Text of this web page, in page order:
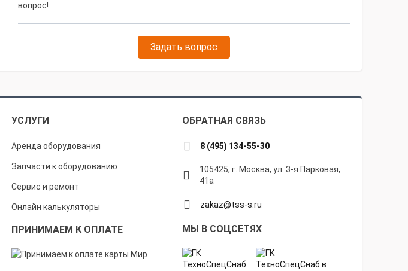
вопрос!
Задать вопрос
УСЛУГИ ОБРАТНАЯ СВЯЗЬ
Аренда оборудования
Запчасти к оборудованию
Сервис и ремонт
Онлайн калькуляторы
ПРИНИМАЕМ К ОПЛАТЕ
8 (495) 134-55-30
105425, г. Москва, ул. 3-я Парковая,
41а
zakaz@tss-s.ru
МЫ В СОЦСЕТЯХ